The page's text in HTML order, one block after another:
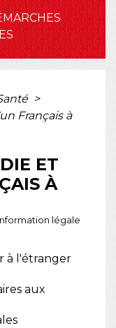
>
Français à
ET
À
légale
à l'étranger
aux